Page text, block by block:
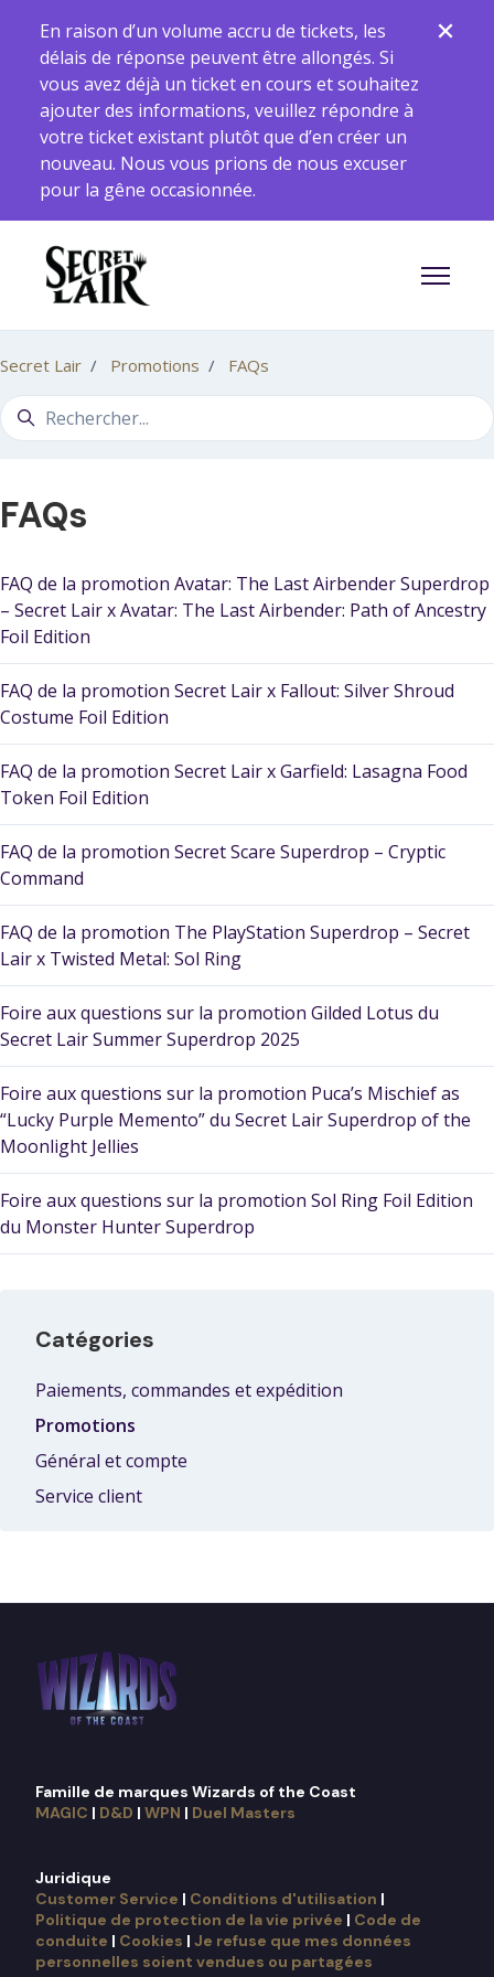
En raison d’un volume accru de tickets, les
délais de réponse peuvent être allongés. Si
vous avez déjà un ticket en cours et souhaitez
ajouter des informations, veuillez répondre à
votre ticket existant plutôt que d’en créer un
nouveau. Nous vous prions de nous excuser
pour la gêne occasionnée.
Ouvrir/
Secret Lair Promotions FAQs
Recherche
FAQs
FAQ de la promotion Avatar: The Last Airbender Superdrop
– Secret Lair x Avatar: The Last Airbender: Path of Ancestry
Foil Edition
FAQ de la promotion Secret Lair x Fallout: Silver Shroud
Costume Foil Edition
FAQ de la promotion Secret Lair x Garfield: Lasagna Food
Token Foil Edition
FAQ de la promotion Secret Scare Superdrop – Cryptic
Command
FAQ de la promotion The PlayStation Superdrop – Secret
Lair x Twisted Metal: Sol Ring
Foire aux questions sur la promotion Gilded Lotus du
Secret Lair Summer Superdrop 2025
Foire aux questions sur la promotion Puca’s Mischief as
“Lucky Purple Memento” du Secret Lair Superdrop of the
Moonlight Jellies
Foire aux questions sur la promotion Sol Ring Foil Edition
du Monster Hunter Superdrop
Catégories
Paiements, commandes et expédition
Promotions
Général et compte
Service client
Famille de marques Wizards of the Coast
MAGIC | D&D | WPN | Duel Masters
Juridique
Customer Service | Conditions d'utilisation |
Politique de protection de la vie privée | Code de
conduite | Cookies | Je refuse que mes données
personnelles soient vendues ou partagées